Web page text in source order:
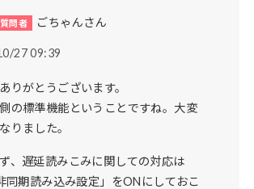
ごちゃんさん
27 09:39
りがとうございます。
の標準機能ということですね。大変
りました。
、遅延読みこみに関しての対応は
同期読み込み設定」をONにしておこ